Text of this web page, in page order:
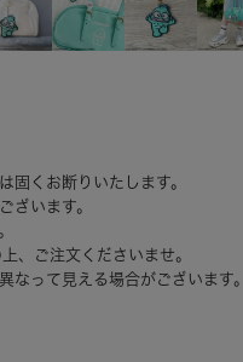
固くお断りいたします。
ざいます。
、ご注文くださいませ。
なって見える場合がございます。